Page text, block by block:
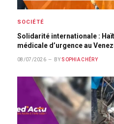
SOCIÉTÉ
Solidarité internationale :
médicale d’urgence au
08/07/2026 BY SOPHIA CHÉRY